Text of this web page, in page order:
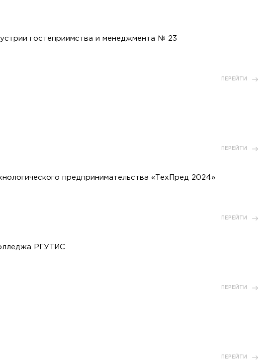
гостеприимства и менеджмента № 23
ПЕРЕЙТИ
ПЕРЕЙТИ
предпринимательства «ТехПред 2024»
ПЕРЕЙТИ
РГУТИС
ПЕРЕЙТИ
ПЕРЕЙТИ